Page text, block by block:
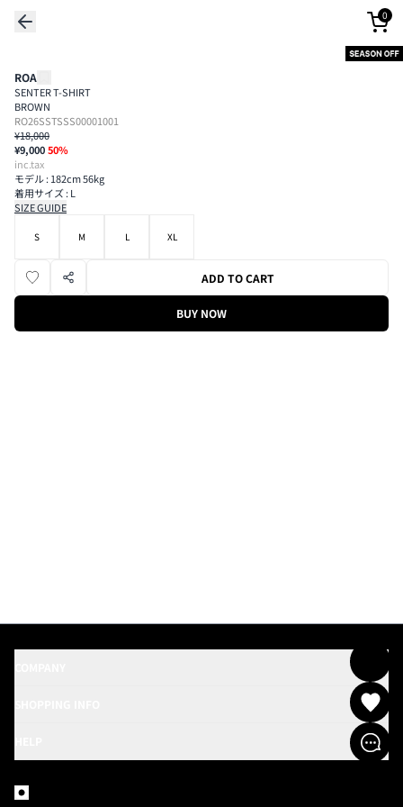
0
ROA
SENTER T-SHIRT
BROWN
RO26SSTSSS00001001
¥18,000
¥9,00050%
inc.tax
モデル : 182cm 56kg
着用サイズ : L
SIZE GUIDE
S M L XL
ADD TO CART
BUY NOW